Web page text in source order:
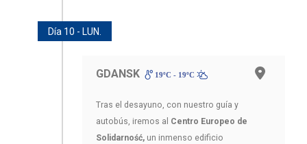
Día 10 - LUN.
GDANSK 19ºC - 19ºC
Tras el desayuno, con nuestro guía y
autobús, iremos al Centro Europeo de
Solidarność, un inmenso edificio